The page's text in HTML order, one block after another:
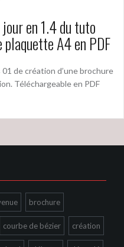
en 1.4 du tuto
plaquette A4 en PDF
de création d’une brochure
Téléchargeable en PDF
brochure
courbe de bézier création